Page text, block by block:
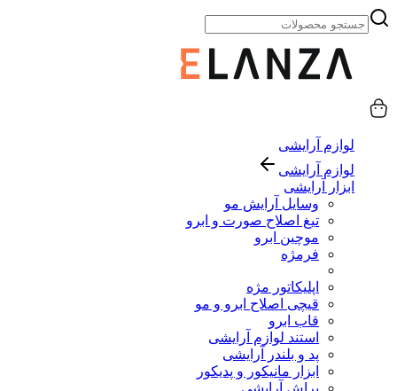
لوازم آرایشی
لوازم آرایشی
ابزار آرایشی
وسایل آرایش مو
تیغ اصلاح صورت و ابرو
موچین ابرو
فرمژه
اپلیکاتور مژه
قیچی اصلاح ابرو و مو
قاب ابرو
استند لوازم آرایشی
پد و بلندر آرایشی
ابزار مانیکور و پدیکور
براش آرایشی